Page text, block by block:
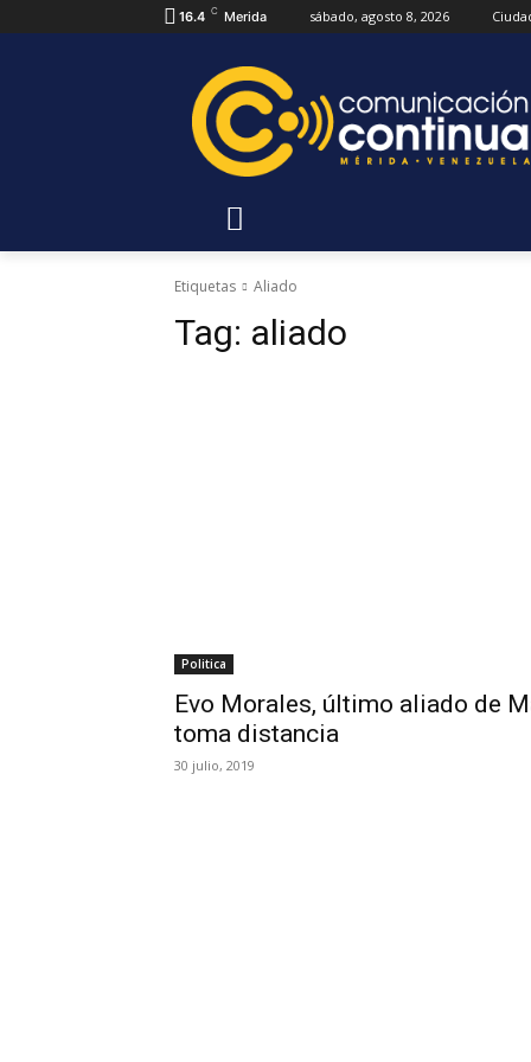
16.4 C Merida sábado, agosto 8, 2026
Etiquetas Aliado
Tag: aliado
Politica
Evo Morales, último aliado de
toma distancia
30 julio, 2019